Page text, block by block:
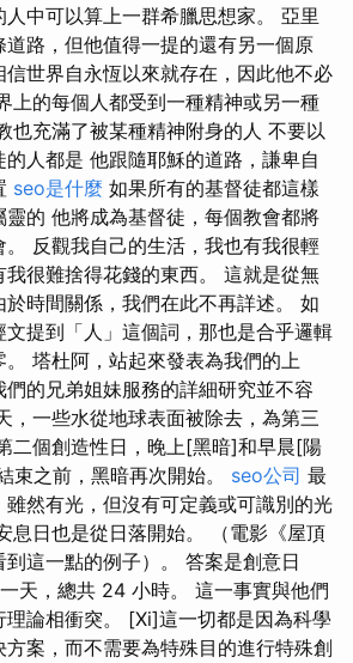
中可以算上一群希臘思想家。 亞里
路，但他值得一提的還有另一個原
信世界自永恆以來就存在，因此他不必
上的每個人都受到一種精神或另一種
也充滿了被某種精神附身的人 不要以
人都是 他跟隨耶穌的道路，謙卑自
seo是什麼 如果所有的基督徒都這樣
的 他將成為基督徒，每個教會都將
反觀我自己的生活，我也有我很輕
很難捨得花錢的東西。 這就是從無
時間關係，我們在此不再詳述。 如
提到「人」這個詞，那也是合乎邏輯
塔杜阿，站起來發表為我們的上
的兄弟姐妹服務的詳細研究並不容
，一些水從地球表面被除去，為第三
二個創造性日，晚上[黑暗]和早晨[陽
束之前，黑暗再次開始。 seo公司 最
然有光，但沒有可定義或可識別的光
息日也是從日落開始。 （電影《屋頂
這一點的例子）。 答案是創意日
一天，總共 24 小時。 這一事實與他們
理論相衝突。 [Xi]這一切都是因為科學
案，而不需要為特殊目的進行特殊創